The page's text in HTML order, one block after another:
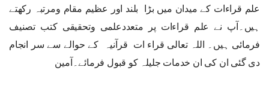
علم قراءات کے میدان میں بڑا بلند اور عظیم مقام ومرتبہ رکھتے
ہیں۔آپ نے علم قراءات پر متعددعلمی وتحقیقی کتب تصنیف
فرمائی ہیں۔ اللہ تعالی قراء ات قرآنیہ کے حوالے سے سر انجام
دی گئی ان کی ان خدمات جلیلہ کو قبول فرمائے۔آمین